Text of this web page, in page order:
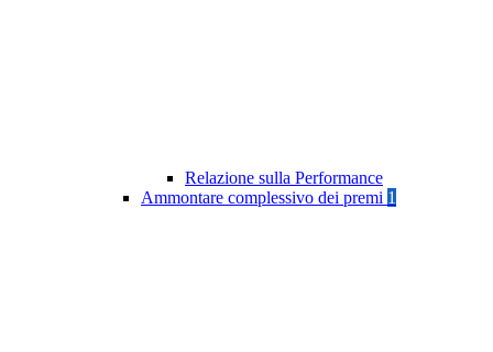
Relazione sulla Performance
Ammontare complessivo dei premi 1